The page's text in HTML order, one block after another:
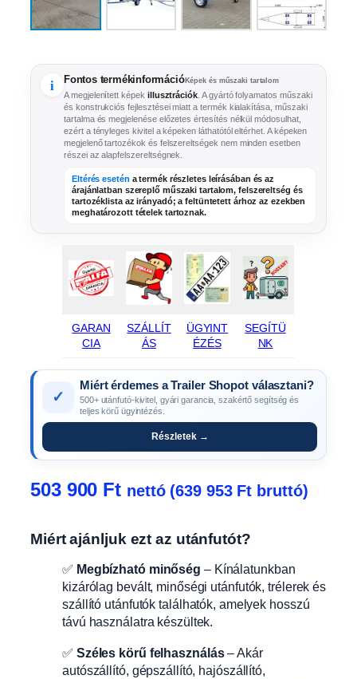
i Fontos termékinformációKépek és műszaki tartalom
A megjelenített képek illusztrációk . A gyártó folyamatos műszaki
és konstrukciós fejlesztései miatt a termék kialakítása, műszaki
tartalma és megjelenése előzetes értesítés nélkül módosulhat,
ezért a tényleges kivitel a képeken láthatótól eltérhet. A képeken
megjelenő tartozékok és felszereltségek nem minden esetben
részei az alapfelszereltségnek.
Eltérés esetén a termék részletes leírásában és az
árajánlatban szereplő műszaki tartalom, felszereltség és
tartozéklista az irányadó; a feltüntetett árhoz az ezekben
meghatározott tételek tartoznak.
GARAN
CIA
SZÁLLÍT
ÁS
ÜGYINT
ÉZÉS
SEGÍTÜ
NK
✓
Miért érdemes a Trailer Shopot választani?
500+ utánfutó-kivitel, gyári garancia, szakértő segítség és
teljes körű ügyintézés.
Részletek →
503 900 Ft nettó (639 953 Ft bruttó)
Miért ajánljuk ezt az utánfutót?
✅ Megbízható minőség – Kínálatunkban
kizárólag bevált, minőségi utánfutók, trélerek és
szállító utánfutók találhatók, amelyek hosszú
távú használatra készültek.
✅ Széles körű felhasználás– Akár
autószállító, gépszállító, hajószállító,